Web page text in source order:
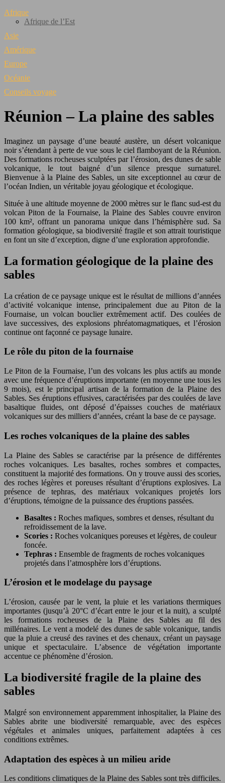
Afrique
Afrique de l’Est
Asie
Amérique
Europe
Océanie
Conseils voyage
Réunion – La plaine des sables
Imaginez un paysage d’une beauté austère, un désert volcanique
noir s’étendant à perte de vue sous le ciel flamboyant de la Réunion.
Des formations rocheuses sculptées par l’érosion, des dunes de sable
volcanique, le tout baigné d’un silence presque surnaturel.
Bienvenue à la Plaine des Sables, un site exceptionnel au cœur de
l’océan Indien, un véritable joyau géologique et écologique.
Située à une altitude moyenne de 2000 mètres sur le flanc sud-est du
volcan Piton de la Fournaise, la Plaine des Sables couvre environ
100 km², offrant un panorama unique dans l’hémisphère sud. Sa
formation géologique, sa biodiversité fragile et son attrait touristique
en font un site d’exception, digne d’une exploration approfondie.
La formation géologique de la plaine des
sables
La création de ce paysage unique est le résultat de millions d’années
d’activité volcanique intense, principalement due au Piton de la
Fournaise, un volcan bouclier extrêmement actif. Des coulées de
lave successives, des explosions phréatomagmatiques, et l’érosion
continue ont façonné ce paysage lunaire.
Le rôle du piton de la fournaise
Le Piton de la Fournaise, l’un des volcans les plus actifs au monde
avec une fréquence d’éruptions importante (en moyenne une tous les
9 mois), est le principal artisan de la formation de la Plaine des
Sables. Ses éruptions effusives, caractérisées par des coulées de lave
basaltique fluides, ont déposé d’épaisses couches de matériaux
volcaniques sur des milliers d’années, créant la base de ce paysage.
Les roches volcaniques de la plaine des sables
La Plaine des Sables se caractérise par la présence de différentes
roches volcaniques. Les basaltes, roches sombres et compactes,
constituent la majorité des formations. On y trouve aussi des scories,
des roches légères et poreuses résultant d’éruptions explosives. La
présence de tephras, des matériaux volcaniques projetés lors
d’éruptions, témoigne de la puissance des éruptions passées.
Basaltes : Roches mafiques, sombres et denses, résultant du
refroidissement de la lave.
Scories : Roches volcaniques poreuses et légères, de couleur
foncée.
Tephras : Ensemble de fragments de roches volcaniques
projetés dans l’atmosphère lors d’éruptions.
L’érosion et le modelage du paysage
L’érosion, causée par le vent, la pluie et les variations thermiques
importantes (jusqu’à 20°C d’écart entre le jour et la nuit), a sculpté
les formations rocheuses de la Plaine des Sables au fil des
millénaires. Le vent a modelé des dunes de sable volcanique, tandis
que la pluie a creusé des ravines et des chenaux, créant un paysage
unique et spectaculaire. L’absence de végétation importante
accentue ce phénomène d’érosion.
La biodiversité fragile de la plaine des
sables
Malgré son environnement apparemment inhospitalier, la Plaine des
Sables abrite une biodiversité remarquable, avec des espèces
végétales et animales uniques, parfaitement adaptées à ces
conditions extrêmes.
Adaptation des espèces à un milieu aride
Les conditions climatiques de la Plaine des Sables sont très difficiles.